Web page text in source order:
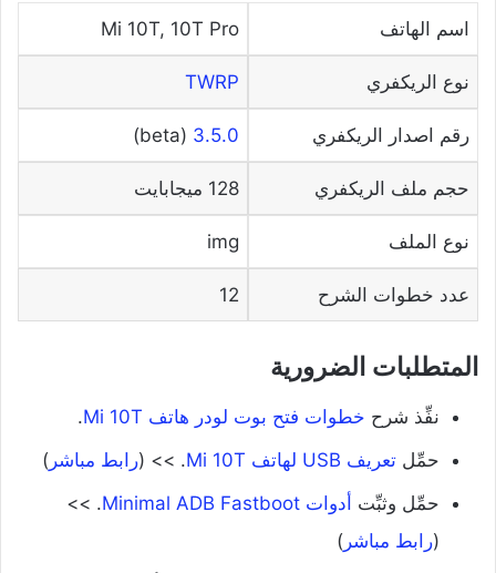
اسم الهاتف Mi 10T, 10T Pro
نوع الريكفري TWRP
رقم اصدار الريكفري 3.5.0
(beta)
حجم ملف الريكفري 128 ميجابايت
نوع الملف img
عدد خطوات الشرح 12
المتطلبات الضرورية
نفِّذ شرح خطوات فتح بوت لودر هاتف Mi 10T
.
حمِّل تعريف USB لهاتف Mi 10T . >> (رابط مباشر )
حمِّل وثبِّت أدوات Minimal ADB Fastboot
. >>
(رابط مباشر )